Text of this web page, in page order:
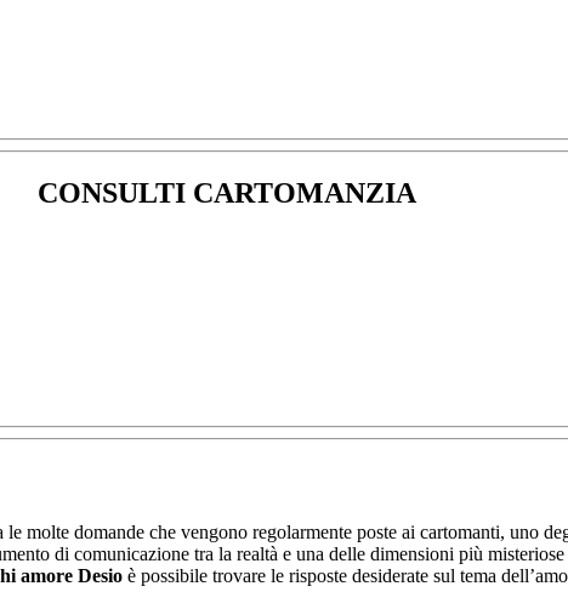
CONSULTI CARTOMANZIA
molte domande che vengono regolarmente poste ai cartomanti, uno
di comunicazione tra la realtà e una delle dimensioni più
amore Desio è possibile trovare le risposte desiderate sul tema